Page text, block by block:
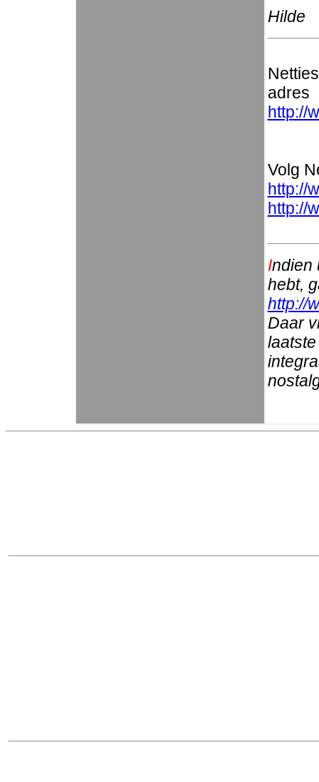
Hilde
adres
http://
Volg
http://
http://
Indien
hebt,
http://
Daar